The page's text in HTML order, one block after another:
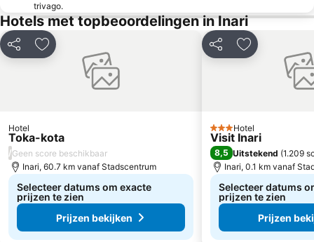
trivago.
Hotels met topbeoordelingen in Inari
Delen Toevoegen aan favorieten
Hotel
Toka-kota
/Geen score beschikbaar
Inari, 60.7 km vanaf Stadscentrum
Selecteer datums om exacte
prijzen te zien
Prijzen bekijken
Delen Toevoegen
3 Sterren
Hotel
Visit Inari
8,5 Uitstekend (1.209
Inari, 0.1 km vanaf
Selecteer datums
prijzen te zien
Prijzen